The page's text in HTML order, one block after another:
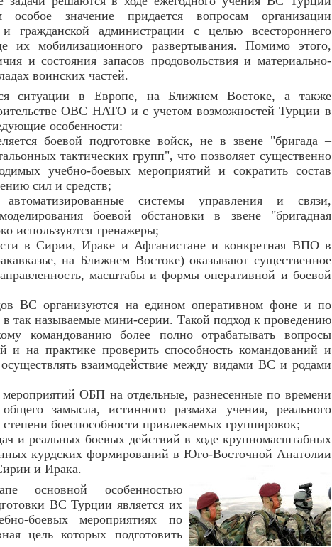
значение придается вопросам организации
гражданской администрации с целью всестороннего
их мобилизационного развертывания. Помимо этого,
и состояния запасов продовольствия и материально-
воинских частей.
ситуации в Европе, на Ближнем Востоке, а также
ОВС НАТО и с учетом возможностей Турции в
особенности:
боевой подготовке войск, не в звене "бригада –
тактических групп", что позволяет существенно
учебно-боевых мероприятий и сократить состав
сил и средств;
системы управления и связи,
боевой обстановки в звене "бригадная
используются тренажеры;
в Сирии, Ираке и Афганистане и конкретная ВПО в
на Ближнем Востоке) оказывают существенное
масштабы и формы оперативной и боевой
ВС организуются на едином оперативном фоне и по
в так называемые мини-серии. Такой подход к проведению
командованию более полно отрабатывать вопросы
и на практике проверить способность командований и
взаимодействие между видами ВС и родами
ОБП на отдельные, разнесенные по времени
замысла, истинного размаха учения, реального
степени боеспособности привлекаемых группировок;
и реальных боевых действий в ходе крупномасштабных
курдских формирований в Юго-Восточной Анатолии
и Ирака.
основной особенностью
ВС Турции является их
боевых мероприятиях по
цель которых подготовить